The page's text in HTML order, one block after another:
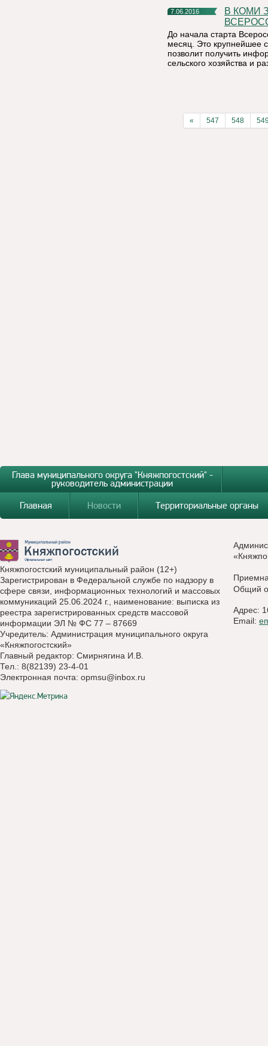
7.06.2016
В КОМИ ЗАВЕРШАЕТСЯ ПОДГОТОВКА К
До начала старта
месяц. Это крупнейшее
позволит получить
сельского хозяйства и
« 547 548
Глава муниципального округа "Княжпогостский" -
руководитель администрации
Главная
Новости Территориальные органы
Княжпогостский муниципальный район (12+)
Зарегистрирован в Федеральной службе по надзору в
сфере связи, информационных технологий и массовых
коммуникаций 25.06.2024 г., наименование: выписка из
реестра зарегистрированных средств массовой
информации ЭЛ № ФС 77 – 87669
Учредитель: Администрация муниципального округа
«Княжпогостский»
Главный редактор: Смирнягина И.В.
Тел.: 8(82139) 23-4-01
Электронная почта: opmsu@inbox.ru
Общий
Адрес:
Email: